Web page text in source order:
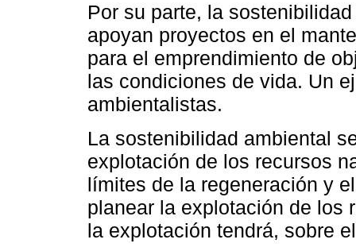
Por su parte, la
apoyan proyectos en el
para el emprendimiento de
las condiciones de vida. Un
ambientalistas.
La sostenibilidad ambiental
explotación de los recursos
límites de la regeneración y
planear la explotación de los
la explotación tendrá, sobre